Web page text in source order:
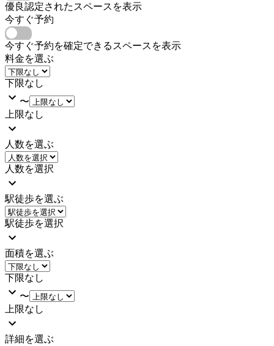
優良認定されたスペースを表示
今すぐ予約
今すぐ予約を確定できるスペースを表示
料金を選ぶ
下限なし
〜
上限なし
人数を選ぶ
人数を選択
駅徒歩を選ぶ
駅徒歩を選択
面積を選ぶ
下限なし
〜
上限なし
詳細を選ぶ